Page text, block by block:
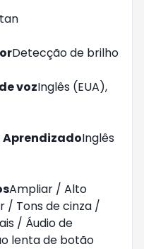
Detecção de brilho
vozInglês (EUA),
AprendizadoInglês
Ampliar / Alto
/ Tons de cinza /
/ Áudio de
lenta de botão